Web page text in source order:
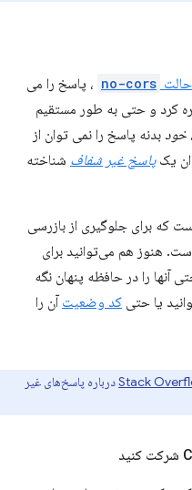
حالت no-cors ، پاسخ را می
کرد و حتی به طور مستقیم
خود بدنه پاسخ را نمی توان از
یکپاسخ غیر شفاف شناخته
که برای جلوگیری از بازرسی
هنوز هم می‌توانید برای
آنها را در حافظه پنهان نگه
یا حتی کد وضعیت آن را
درباره پاسخ‌های غیر